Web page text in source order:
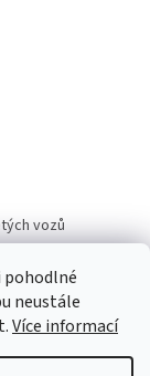
pohodlné
neustále
Více informací
vozů